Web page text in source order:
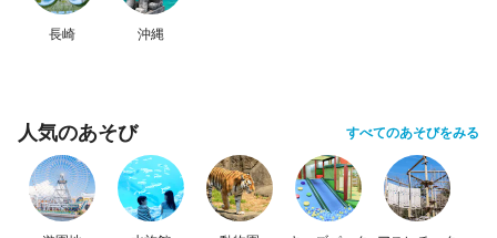
長崎 沖縄
人気のあそび すべてのあそびをみる